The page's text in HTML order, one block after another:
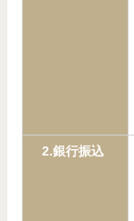
2.銀行振込